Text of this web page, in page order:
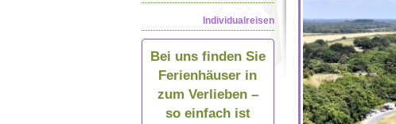
Individualreisen
Bei uns finden Sie
Ferienhäuser in
zum Verlieben –
so einfach ist